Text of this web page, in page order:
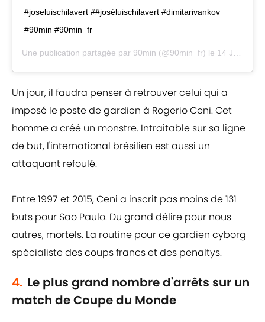
#joseluischilavert ##joséluischilavert #dimitarivankov
#90min #90min_fr
Une publication partagée par 90min (@90min_fr) le 14 Juin 2020 à 1 :50 PDT
Un jour, il faudra penser à retrouver celui qui a
imposé le poste de gardien à Rogerio Ceni. Cet
homme a créé un monstre. Intraitable sur sa ligne
de but, l'international brésilien est aussi un
attaquant refoulé.
Entre 1997 et 2015, Ceni a inscrit pas moins de 131
buts pour Sao Paulo. Du grand délire pour nous
autres, mortels. La routine pour ce gardien cyborg
spécialiste des coups francs et des penaltys.
4. Le plus grand nombre d'arrêts sur un
match de Coupe du Monde